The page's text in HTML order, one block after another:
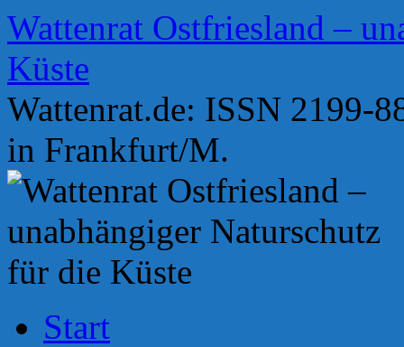
Zum
Inhalt
springen
Wattenrat Ostfriesland –
Küste
Wattenrat.de: ISSN 2199-
in Frankfurt/M.
Start